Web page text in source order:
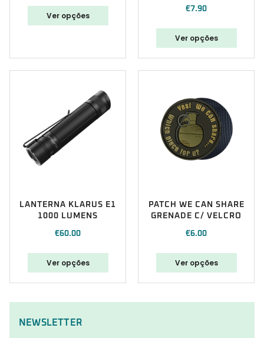
Ver opções
€7.90
Ver opções
LANTERNA KLARUS E1
1000 LUMENS
€60.00
Ver opções
PATCH WE CAN SHARE
GRENADE C/ VELCRO
€6.00
Ver opções
NEWSLETTER